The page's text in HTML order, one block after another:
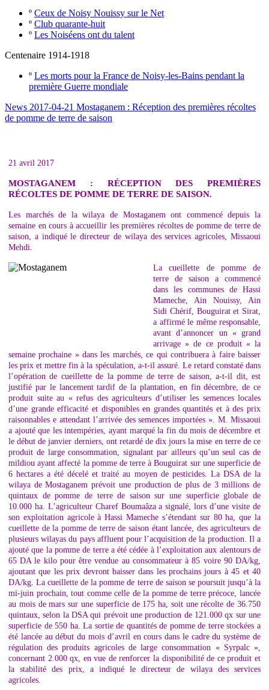
º Ceux de Noisy Nouissy sur le Net
º Club quarante-huit
º Les Noiséens ont du talent
Centenaire 1914-1918
º Les morts pour la France de Noisy-les-Bains pendant la
première Guerre mondiale
News 2017-04-21 Mostaganem : Réception des premières récoltes
de pomme de terre de saison
21 avril 2017
MOSTAGANEM : RÉCEPTION DES PREMIÈRES
RÉCOLTES DE POMME DE TERRE DE SAISON.
Les marchés de la wilaya de Mostaganem ont commencé depuis la
semaine en cours à accueillir les premières récoltes de pomme de terre de
saison, a indiqué le directeur de wilaya des services agricoles, Missaoui
Mehdi.
La cueillette de pomme de
terre de saison a commencé
dans les communes de Hassi
Mameche, Ain Nouissy, Ain
Sidi Chérif, Bouguirat et Sirat,
a affirmé le même responsable,
avant d’annoncer un « grand
arrivage » de ce produit « la
semaine prochaine » dans les marchés, ce qui contribuera à faire baisser
les prix et mettre fin à la spéculation, a-t-il assuré. Le retard constaté dans
l’opération de cueillette de la pomme de terre de saison, a-t-il dit, est
justifié par le lancement tardif de la plantation, en fin décembre, de ce
produit suite au « refus des agriculteurs d’utiliser les semences locales
d’une grande efficacité et disponibles en grandes quantités et à des prix
raisonnables e attendant l’arrivée des semences importées ». M. Missaoui
a ajouté que les intempéries, ayant marqué la fin du mois de décembre et
le début de janvier derniers, ont retardé de dix jours la mise en terre de ce
produit de large consommation, signalant par ailleurs qu’un seul cas de
mildiou ayant affecté la pomme de terre à Bouguirat sur une superficie de
6 hectares a été décelé et traité au moyen de pesticides. La DSA de la
wilaya de Mostaganem prévoit une production de plus de 3 millions de
quintaux de pomme de terre de saison sur une superficie globale de
10.000 ha. L’agriculteur Charef Boumaâza a signalé, lors d’une visite de
son exploitation agricole à Hassi Mameche s’étendant sur 80 ha, que la
cueillette de la pomme de terre de saison étant lancée, des agriculteurs de
plusieurs wilayas du pays affluent pour l’acquisition de la production. Il a
ajouté que la pomme de terre a été cédée à l’exploitation aux alentours de
65 DA le kilo pour être vendue au consommateur à 85 voire 90 DA/kg,
ajoutant que les prix devront baisser dans les prochains jours à 45 et 40
DA/kg. La cueillette de la pomme de terre de saison se poursuit jusqu’à la
mi-juin prochain, tout comme celle de la pomme de terre précoce, lancée
au mois de mars sur une superficie de 175 ha, soit une récolte de 36.750
quintaux, selon la DSA qui prévoit une production de 121.000 qx sur une
superficie de 550 ha. La sortie de quantités de pomme de terre stockées a
été lancée au début du mois d’avril en cours dans le cadre du système de
régulation des produits agricoles de large consommation « Syrpalc »,
concernant 2.000 qx, en vue de renforcer la disponibilité de ce produit et
la stabilité des prix, a indiqué le directeur de wilaya des services
agricoles.